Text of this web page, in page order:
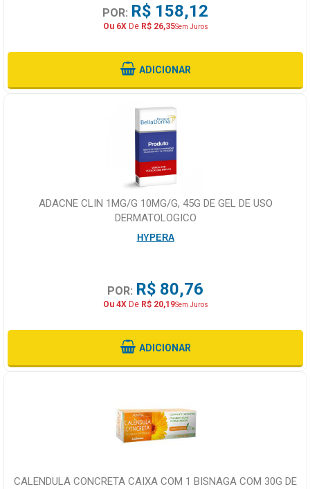
POR: R$ 158,12
Ou 6XDe R$ 26,35Sem Juros
ADICIONAR
ADACNE CLIN 1MG/G 10MG/G, 45G DE GEL DE USO
DERMATOLOGICO
HYPERA
POR: R$ 80,76
Ou 4XDe R$ 20,19Sem Juros
ADICIONAR
CALENDULA CONCRETA CAIXA COM 1 BISNAGA COM 30G DE